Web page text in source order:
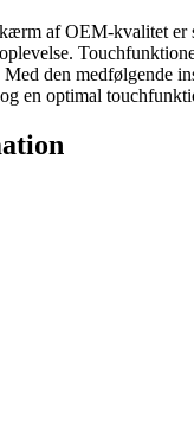
af OEM-kvalitet er
den medfølgende
en optimal